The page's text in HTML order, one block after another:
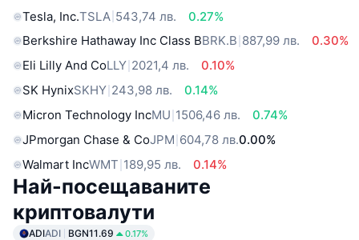
Tesla, Inc.TSLA 543,74 лв.
0.27%
Berkshire Hathaway Inc Class BBRK.B 887,99 лв.
0.30%
Eli Lilly And CoLLY 2021,4 лв.
0.10%
SK HynixSKHY 243,98 лв.
0.14%
Micron Technology IncMU 1506,46 лв.
0.74%
JPmorgan Chase & CoJPM 604,78 лв.0.00%
Walmart IncWMT 189,95 лв. 0.14%
Най-посещаваните
криптовалути
ADIADI BGN11.69 0.17%